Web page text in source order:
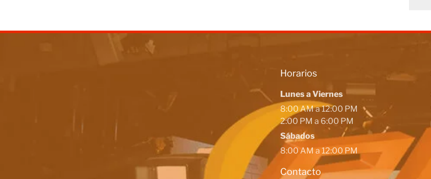
Horarios
Lunes a Viernes
8:00 AM a 12:00 PM
2:00 PM a 6:00 PM
Sábados
8:00 AM a 12:00 PM
Contacto